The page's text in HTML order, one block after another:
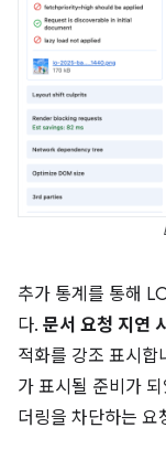
추가 통계를 통해
다. 문서 요청 지연
적화를 강조 표시합
가 표시될 준비가
더링을 차단하는 요